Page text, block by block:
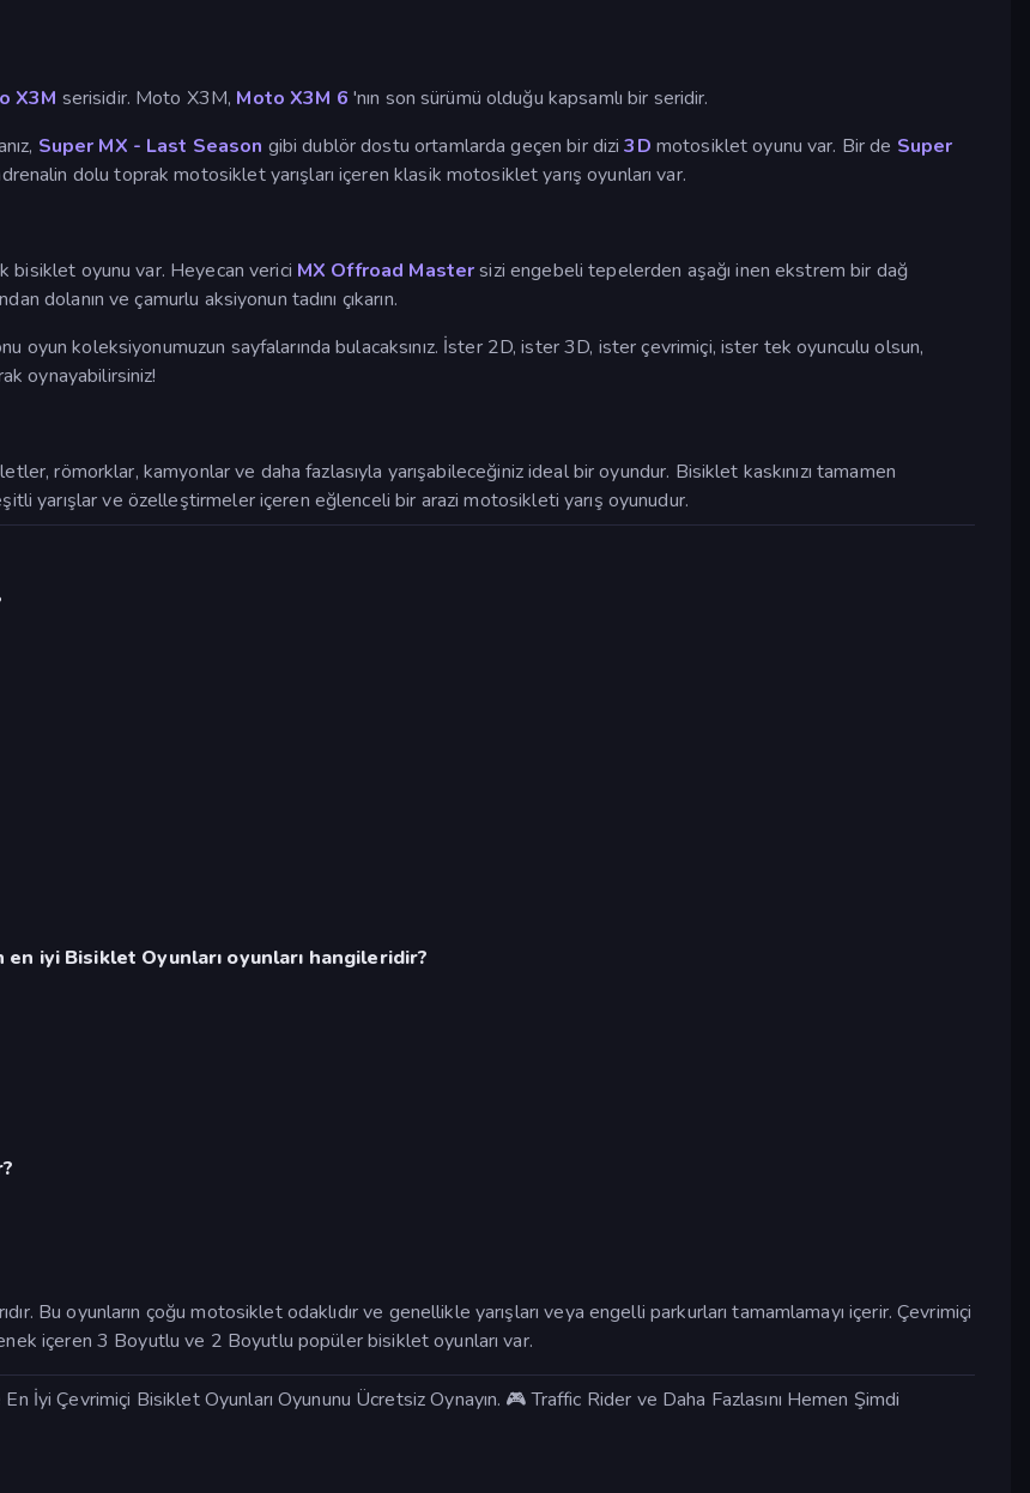
X3M serisidir. Moto X3M, Moto X3M 6 'nın son sürümü olduğu kapsamlı bir seridir.
Super MX - Last Season gibi dublör dostu ortamlarda geçen bir dizi3D motosiklet oyunu var. Bir de Super
dolu toprak motosiklet yarışları içeren klasik motosiklet yarış oyunları var.
bisiklet oyunu var. Heyecan verici MX Offroad Mastersizi engebeli tepelerden aşağı inen ekstrem bir dağ
dolanın ve çamurlu aksiyonun tadını çıkarın.
oyun koleksiyonumuzun sayfalarında bulacaksınız. İster 2D, ister 3D, ister çevrimiçi, ister tek oyunculu olsun,
oynayabilirsiniz!
römorklar, kamyonlar ve daha fazlasıyla yarışabileceğiniz ideal bir oyundur. Bisiklet kaskınızı tamamen
yarışlar ve özelleştirmeler içeren eğlenceli bir arazi motosikleti yarış oyunudur.
iyi Bisiklet Oyunları oyunları hangileridir?
Bu oyunların çoğu motosiklet odaklıdır ve genellikle yarışları veya engelli parkurları tamamlamayı içerir. Çevrimiçi
içeren 3 Boyutlu ve 2 Boyutlu popüler bisiklet oyunları var.
İyi Çevrimiçi Bisiklet Oyunları Oyununu Ücretsiz Oynayın. 🎮 Traffic Rider ve Daha Fazlasını Hemen Şimdi